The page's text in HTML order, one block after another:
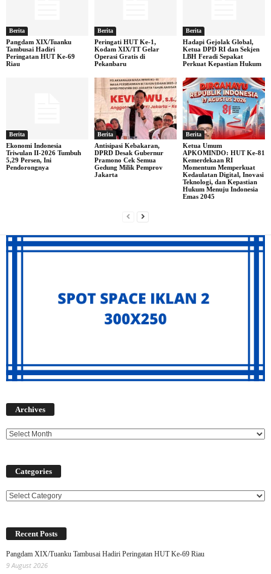
Berita
Pangdam XIX/Tuanku
Tambusai Hadiri
Peringatan HUT Ke-69
Riau
Berita
Peringati HUT Ke-1,
Kodam XIX/TT Gelar
Operasi Gratis di
Pekanbaru
Berita
Hadapi Gejolak Global,
Ketua DPD RI dan Sekjen
LBH Feradi Sepakat
Perkuat Kepastian Hukum
Berita
Ekonomi Indonesia
Triwulan II-2026 Tumbuh
5,29 Persen, Ini
Pendorongnya
Berita
Antisipasi Kebakaran,
DPRD Desak Gubernur
Pramono Cek Semua
Gedung Milik Pemprov
Jakarta
Berita
Ketua Umum
APKOMINDO: HUT Ke-81
Kemerdekaan RI
Momentum Memperkuat
Kedaulatan Digital, Inovasi
Teknologi, dan Kepastian
Hukum Menuju Indonesia
Emas 2045
Archives
Categories
Categories
Recent Posts
Pangdam XIX/Tuanku Tambusai Hadiri Peringatan HUT Ke-69 Riau
9 August 2026